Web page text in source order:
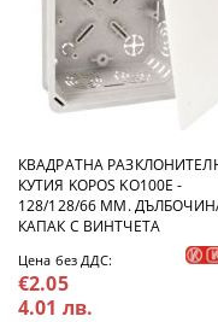
КВАДРАТНА
КУТИЯ KOPOS KO100E -
128/128/66 ММ.
КАПАК С ВИНТЧЕТА
Цена без ДДС:
€2.05
4.01 лв.